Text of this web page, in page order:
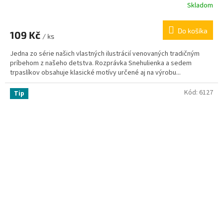
Skladom
109 Kč / ks
Do košíka
Jedna zo série našich vlastných ilustrácií venovaných tradičným
príbehom z našeho detstva. Rozprávka Snehulienka a sedem
trpaslíkov obsahuje klasické motívy určené aj na výrobu...
Tip Kód: 6127